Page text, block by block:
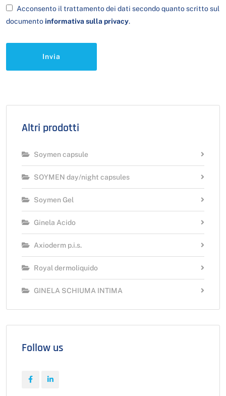
Altri prodotti
Soymen capsule
SOYMEN day/night capsules
Soymen Gel
Ginela Acido
Axioderm p.i.s.
Royal dermoliquido
GINELA SCHIUMA INTIMA
Follow us
Acconsento il trattamento dei dati secondo quanto scritto sul
documento informativa sulla privacy.
Invia